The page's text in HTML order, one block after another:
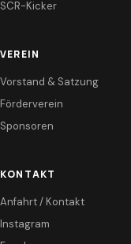
SCR-Kicker
VEREIN
Vorstand & Satzung
Förderverein
Sponsoren
KONTAKT
Anfahrt / Kontakt
Instagram